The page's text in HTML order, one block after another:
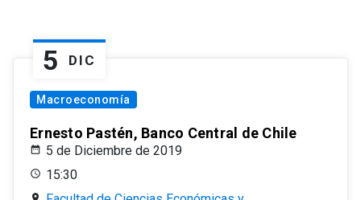
5 DIC
Macroeconomía
Ernesto Pastén, Banco Central de Chile
5 de Diciembre de 2019
15:30